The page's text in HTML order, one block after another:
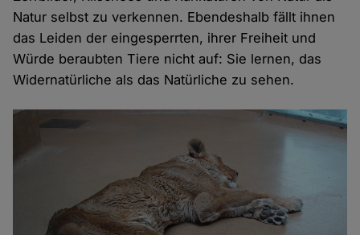
Natur selbst zu verkennen. Ebendeshalb fällt ihnen
das Leiden der eingesperrten, ihrer Freiheit und
Würde beraubten Tiere nicht auf: Sie lernen, das
Widernatürliche als das Natürliche zu sehen.
Cookies